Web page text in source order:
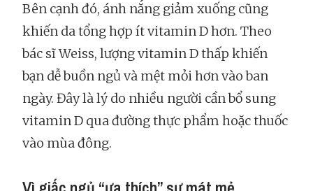
Bên cạnh đó, ánh nắng giảm xuống cũng
khiến da tổng hợp ít vitamin D hơn. Theo
bác sĩ Weiss, lượng vitamin D thấp khiến
bạn dễ buồn ngủ và mệt mỏi hơn vào ban
ngày. Đây là lý do nhiều người cần bổ sung
vitamin D qua đường thực phẩm hoặc thuốc
vào mùa đông.